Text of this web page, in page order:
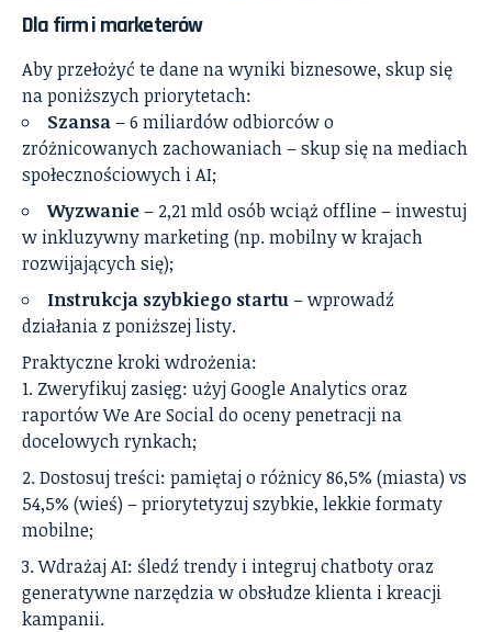
Dla firm i marketerów
Aby przełożyć te dane na wyniki biznesowe, skup się
na poniższych priorytetach:
Szansa– 6 miliardów odbiorców o
zróżnicowanych zachowaniach – skup się na mediach
społecznościowych i AI;
Wyzwanie– 2,21 mld osób wciąż offline – inwestuj
w inkluzywny marketing (np. mobilny w krajach
rozwijających się);
Instrukcja szybkiego startu– wprowadź
działania z poniższej listy.
Praktyczne kroki wdrożenia:
Zweryfikuj zasięg: użyj Google Analytics oraz
raportów We Are Social do oceny penetracji na
docelowych rynkach;
Dostosuj treści: pamiętaj o różnicy 86,5% (miasta) vs
54,5% (wieś) – priorytetyzuj szybkie, lekkie formaty
mobilne;
Wdrażaj AI: śledź trendy i integruj chatboty oraz
generatywne narzędzia w obsłudze klienta i kreacji
kampanii.